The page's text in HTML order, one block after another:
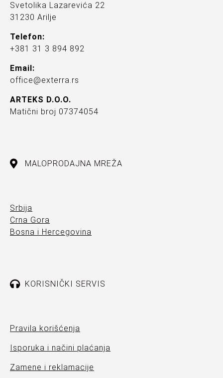
Svetolika Lazarevića 22
31230 Arilje
Telefon:
+381 31 3 894 892
Email:
office@exterra.rs
ARTEKS D.O.O.
Matični broj 07374054
MALOPRODAJNA MREŽA
Srbija
Crna Gora
Bosna i Hercegovina
KORISNIČKI SERVIS
Pravila korišćenja
Isporuka i načini plaćanja
Zamene i reklamacije